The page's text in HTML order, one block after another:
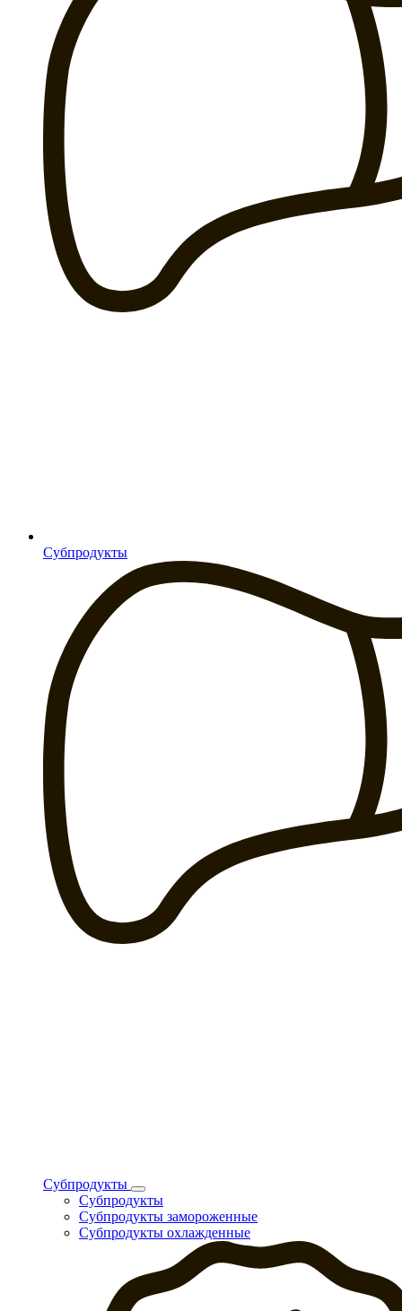
Субпродукты
Субпродукты
Субпродукты
Субпродукты замороженные
Субпродукты охлажденные